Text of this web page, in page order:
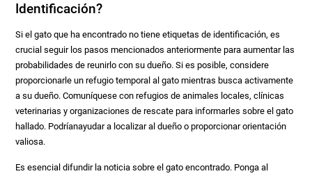
Identificación?
Si el gato que ha encontrado no tiene etiquetas de identificación, es
crucial seguir los pasos mencionados anteriormente para aumentar las
probabilidades de reunirlo con su dueño. Si es posible, considere
proporcionarle un refugio temporal al gato mientras busca activamente
a su dueño. Comuníquese con refugios de animales locales, clínicas
veterinarias y organizaciones de rescate para informarles sobre el gato
hallado. Podríanayudar a localizar al dueño o proporcionar orientación
valiosa.
Es esencial difundir la noticia sobre el gato encontrado. Ponga al